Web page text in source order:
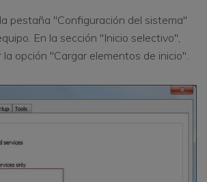
pestaña "Configuración del sistema"
En la sección "Inicio selectivo",
opción "Cargar elementos de inicio".